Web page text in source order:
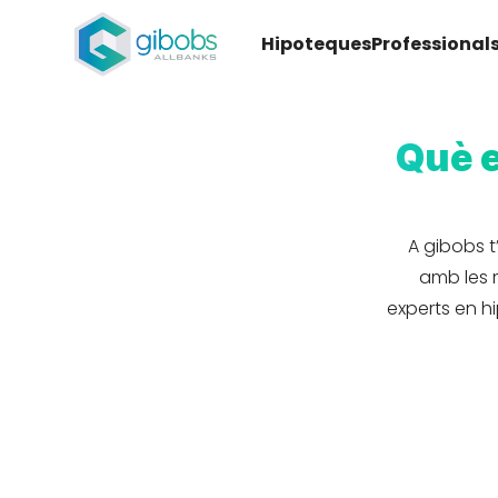
Hipoteques
Què
A gibobs
amb les
experts en